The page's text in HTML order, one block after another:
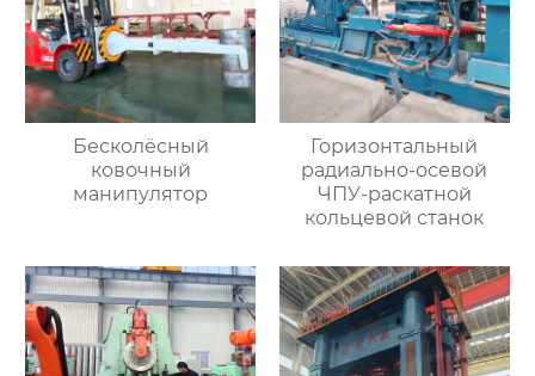
Бесколёсный
ковочный
манипулятор
Горизонтальный
радиально-осевой
ЧПУ-раскатной
кольцевой станок